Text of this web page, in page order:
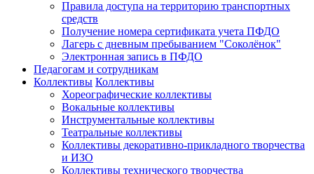
Правила доступа на территорию транспортных
средств
Получение номера сертификата учета ПФДО
Лагерь с дневным пребыванием "Соколёнок"
Электронная запись в ПФДО
Педагогам и сотрудникам
Коллективы Коллективы
Хореографические коллективы
Вокальные коллективы
Инструментальные коллективы
Театральные коллективы
Коллективы декоративно-прикладного творчества
и ИЗО
Коллективы технического творчества